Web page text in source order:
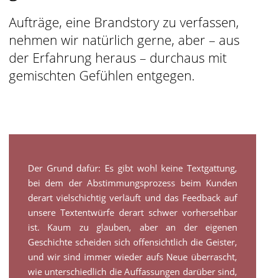
Aufträge, eine Brandstory zu verfassen,
nehmen wir natürlich gerne, aber – aus
der Erfahrung heraus – durchaus mit
gemischten Gefühlen entgegen.
Der Grund dafür: Es gibt wohl keine Textgattung,
bei dem der Abstimmungsprozess beim Kunden
derart vielschichtig verläuft und das Feedback auf
unsere Textentwürfe derart schwer vorhersehbar
ist. Kaum zu glauben, aber an der eigenen
Geschichte scheiden sich offensichtlich die Geister,
und wir sind immer wieder aufs Neue überrascht,
wie unterschiedlich die Auffassungen darüber sind,